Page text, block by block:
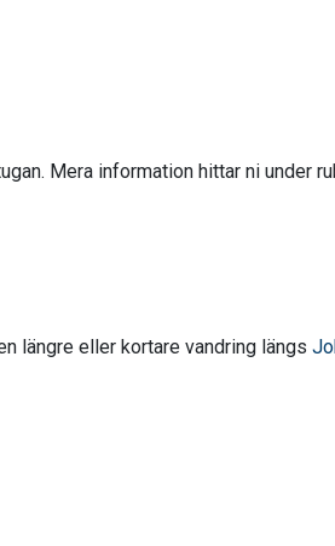
Mera information hittar ni under
längre eller kortare vandring längs